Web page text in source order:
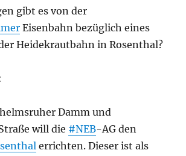
gibt es von der
Eisenbahn bezüglich eines
Heidekrautbahn in Rosenthal?
Damm und
will die #NEB-AG den
errichten. Dieser ist als